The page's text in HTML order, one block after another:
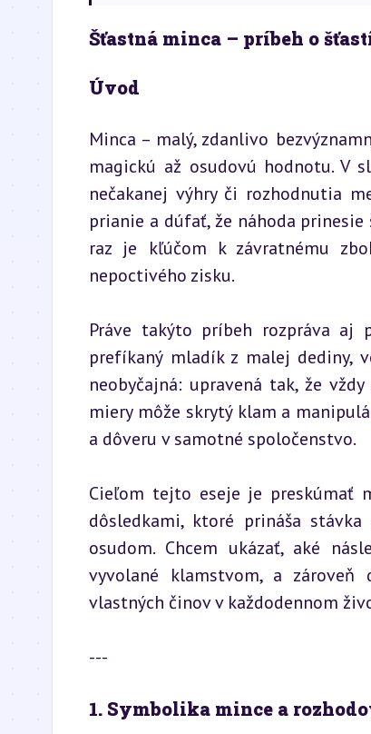
Šťastná minca – príbeh o
Úvod
Minca – malý, zdanlivo
magickú až osudovú hodnotu. V
nečakanej výhry či rozhodnutia
prianie a dúfať, že náhoda
raz je kľúčom k závratnému
nepoctivého zisku.
Práve takýto príbeh rozpráva aj
prefíkaný mladík z malej dediny,
neobyčajná: upravená tak, že
miery môže skrytý klam a
a dôveru v samotné spoločenstvo.
Cieľom tejto eseje je preskúmať
dôsledkami, ktoré prináša
osudom. Chcem ukázať, aké
vyvolané klamstvom, a
vlastných činov v každodennom
---
1. Symbolika mince a